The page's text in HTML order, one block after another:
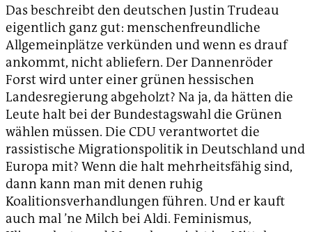
Das beschreibt den deutschen Justin Trudeau
eigentlich ganz gut: menschenfreundliche
Allgemeinplätze verkünden und wenn es drauf
ankommt, nicht abliefern. Der Dannenröder
Forst wird unter einer grünen hessischen
Landesregierung abgeholzt? Na ja, da hätten die
Leute halt bei der Bundestagswahl die Grünen
wählen müssen. Die CDU verantwortet die
rassistische Migrationspolitik in Deutschland und
Europa mit? Wenn die halt mehrheitsfähig sind,
dann kann man mit denen ruhig
Koalitionsverhandlungen führen. Und er kauft
auch mal ’ne Milch bei Aldi. Feminismus,